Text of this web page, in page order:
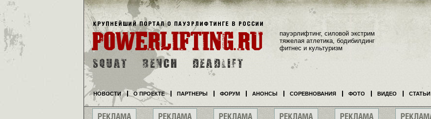
пауэрлифтинг, силовой экстрим
тяжелая атлетика, бодибилдинг
фитнес и культуризм
НОВОСТИ О ПРОЕКТЕ ПАРТНЕРЫ ФОРУМ АНОНСЫ СОРЕВНОВАНИЯ ФОТО ВИДЕО СТАТЬИ